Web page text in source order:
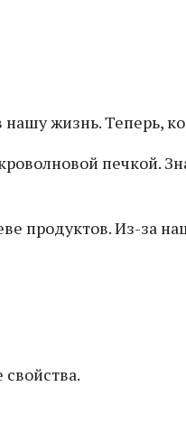
жизнь. Теперь,
печкой.
продуктов. Из-за